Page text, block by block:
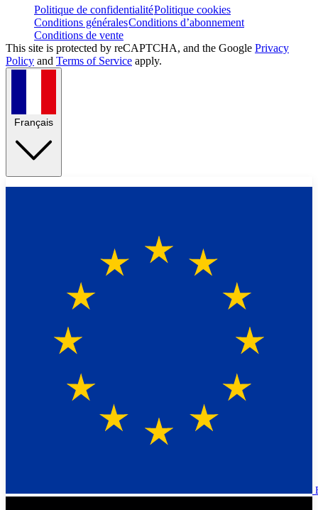
Politique de confidentialitéPolitique cookies
Conditions généralesConditions d’abonnement
Conditions de vente
This site is protected by reCAPTCHA, and the Google Privacy
Policy and Terms of Service apply.
Français